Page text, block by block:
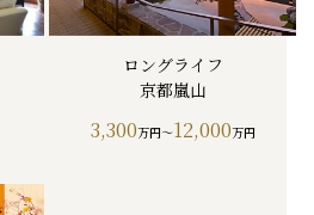
ロングライフ
京都嵐山
3,300万円～12,000万円